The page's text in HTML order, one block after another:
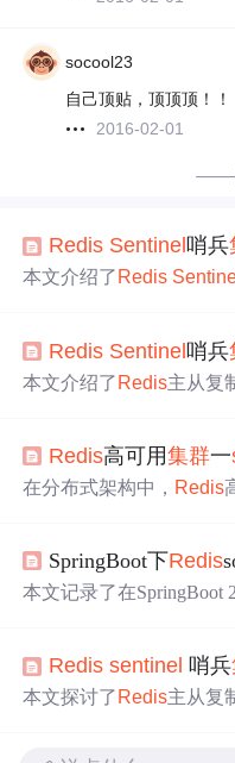
socool23
自己顶贴，顶顶顶！！
2016-02-01
——
Redis Sentinel哨兵
本文介绍了 Redis
线、领导者选举和故障
的案例，涵盖环境搭建
Redis Sentinel哨兵
本文介绍了 Redis主从复
还详细说明了 Sentinel集
集群配置、Sentinel集群
Redis高可用集群一
在分布式架构中， Redis
定时监控任务、主观/客
还阐述了Sentinel集群部
SpringBoot下Redis
本文记录了在SpringBoot
个
sentinel 配置文件中添
解决了连接问题。反思
Redis sentinel 哨兵
本文探讨了 Redis主从复